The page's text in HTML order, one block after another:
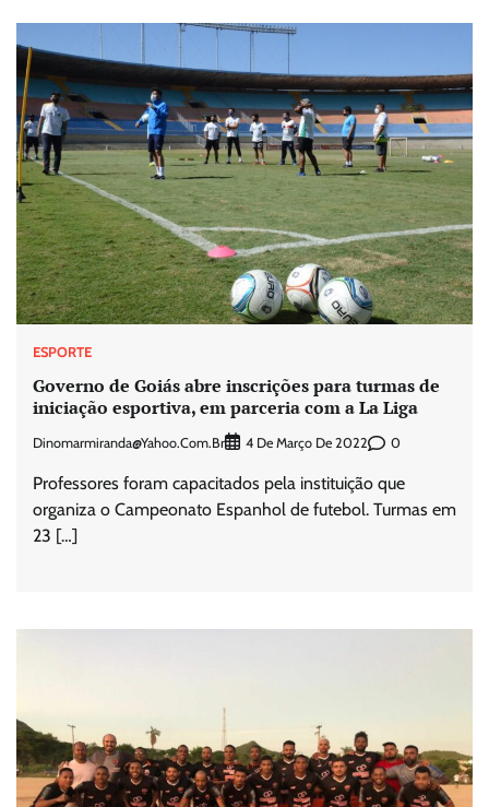
ESPORTE
Governo de Goiás abre inscrições para turmas de
iniciação esportiva, em parceria com a La Liga
Dinomarmiranda@yahoo.com.br 4 De Março De 2022 0
Professores foram capacitados pela instituição que
organiza o Campeonato Espanhol de futebol. Turmas em
23 […]